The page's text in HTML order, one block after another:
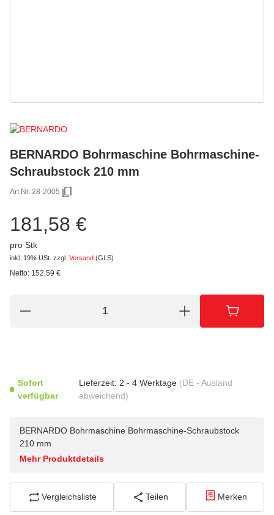
BERNARDO Bohrmaschine Bohrmaschine-
Schraubstock 210 mm
Art.Nr.:28-2005
181,58 €
pro Stk
inkl. 19% USt. zzgl. Versand (GLS)
Netto: 152,59 €
Sofort
verfügbar
Lieferzeit: 2 - 4 Werktage (DE - Ausland
abweichend)
BERNARDO Bohrmaschine Bohrmaschine-Schraubstock
210 mm
Mehr Produktdetails
Vergleichsliste Teilen Merken